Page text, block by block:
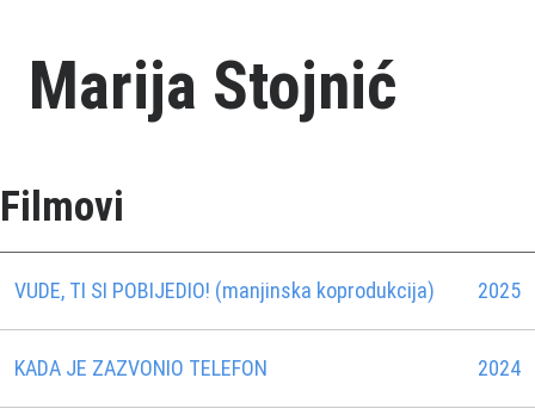
Marija Stojnić
Filmovi
VUDE, TI SI POBIJEDIO! (manjinska koprodukcija) 2025
KADA JE ZAZVONIO TELEFON 2024